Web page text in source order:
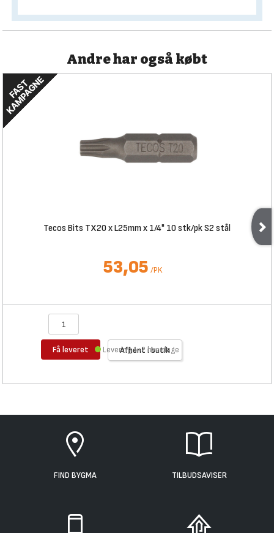
Andre har også købt
Tecos Bits TX20 x L25mm x 1/4" 10 stk/pk S2 stål
53,05 /PK
Få leveret Afhent i butik
Levering 1-2 hverdage
FIND BYGMA TILBUDSAVISER